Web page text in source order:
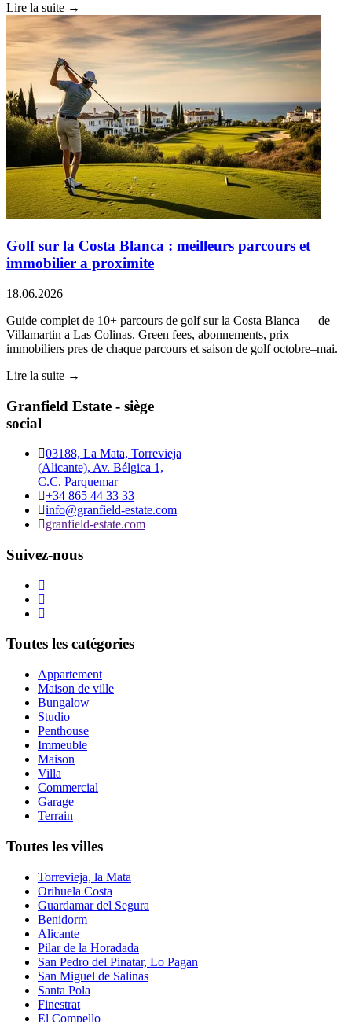
Lire la suite →
Golf sur la Costa Blanca : meilleurs parcours et
immobilier a proximite
18.06.2026
Guide complet de 10+ parcours de golf sur la Costa Blanca — de
Villamartin a Las Colinas. Green fees, abonnements, prix
immobiliers pres de chaque parcours et saison de golf octobre–mai.
Lire la suite →
Granfield Estate - siège
social
03188, La Mata, Torrevieja
(Alicante), Av. Bélgica 1,
C.C. Parquemar
+34 865 44 33 33
info@granfield-estate.com
granfield-estate.com
Suivez-nous
Toutes les catégories
Appartement
Maison de ville
Bungalow
Studio
Penthouse
Immeuble
Maison
Villa
Commercial
Garage
Terrain
Toutes les villes
Torrevieja, la Mata
Orihuela Costa
Guardamar del Segura
Benidorm
Alicante
Pilar de la Horadada
San Pedro del Pinatar, Lo Pagan
San Miguel de Salinas
Santa Pola
Finestrat
El Compello